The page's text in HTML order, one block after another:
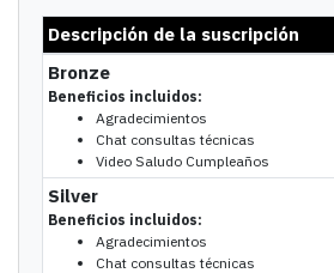
Descripción de la suscripción
Bronze
Beneficios incluidos:
Agradecimientos
Chat consultas técnicas
Video Saludo Cumpleaños
Silver
Beneficios incluidos:
Agradecimientos
Chat consultas técnicas